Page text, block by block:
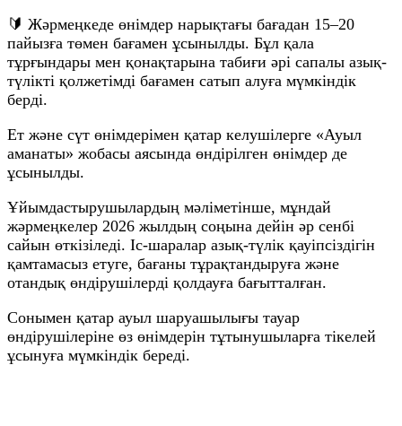
🔰 Жәрмеңкеде өнімдер нарықтағы бағадан 15–20
пайызға төмен бағамен ұсынылды. Бұл қала
тұрғындары мен қонақтарына табиғи әрі сапалы азық-
түлікті қолжетімді бағамен сатып алуға мүмкіндік
берді.
Ет және сүт өнімдерімен қатар келушілерге «Ауыл
аманаты» жобасы аясында өндірілген өнімдер де
ұсынылды.
Ұйымдастырушылардың мәліметінше, мұндай
жәрмеңкелер 2026 жылдың соңына дейін әр сенбі
сайын өткізіледі. Іс-шаралар азық-түлік қауіпсіздігін
қамтамасыз етуге, бағаны тұрақтандыруға және
отандық өндірушілерді қолдауға бағытталған.
Сонымен қатар ауыл шаруашылығы тауар
өндірушілеріне өз өнімдерін тұтынушыларға тікелей
ұсынуға мүмкіндік береді.